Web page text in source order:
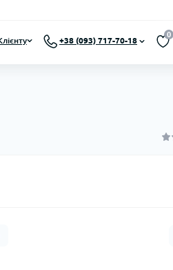
+38 (093) 717-70-18
0